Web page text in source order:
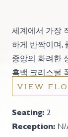
세계에서 가장
하게 반짝이며,
중앙의 화려한
흑백 크리스털
VIEW
Seating: 2
Reception: N/